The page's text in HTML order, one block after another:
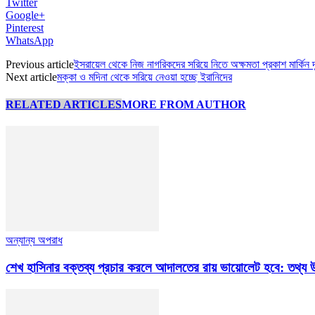
Google+
Pinterest
WhatsApp
Previous articleইসরায়েল থেকে নিজ নাগরিকদের সরিয়ে নিতে অক্ষমতা প্রকাশ মার্কিন
Next articleমক্কা ও মদিনা থেকে সরিয়ে নেওয়া হচ্ছে ইরানিদের
RELATED ARTICLESMORE FROM AUTHOR
অন্যান্য অপরাধ
শেখ হাসিনার বক্তব্য প্রচার করলে আদালতের রায় ভায়োলেট হবে: তথ্য